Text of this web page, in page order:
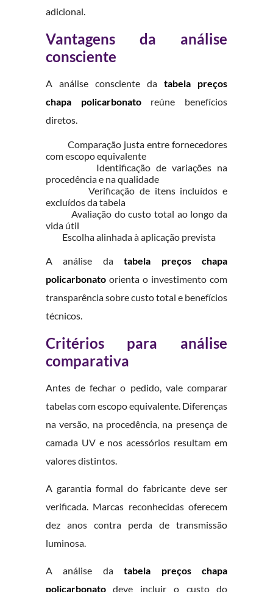
adicional.
Vantagens da análise
consciente
A análise consciente databela preços
chapa policarbonatoreúne benefícios
diretos.
Comparação justa entre fornecedores
com escopo equivalente
Identificação de variações na
procedência e na qualidade
Verificação de itens incluídos e
excluídos da tabela
Avaliação do custo total ao longo da
vida útil
Escolha alinhada à aplicação prevista
A análise databela preços chapa
policarbonatoorienta o investimento com
transparência sobre custo total e benefícios
técnicos.
Critérios para análise
comparativa
Antes de fechar o pedido, vale comparar
tabelas com escopo equivalente. Diferenças
na versão, na procedência, na presença de
camada UV e nos acessórios resultam em
valores distintos.
A garantia formal do fabricante deve ser
verificada. Marcas reconhecidas oferecem
dez anos contra perda de transmissão
luminosa.
A análise databela preços chapa
policarbonatodeve incluir o custo do